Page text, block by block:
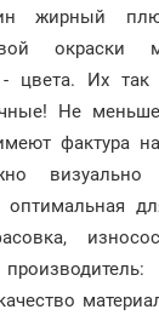
жирный
окраски
- цвета. Их
Не
фактура
визуально
оптимальная